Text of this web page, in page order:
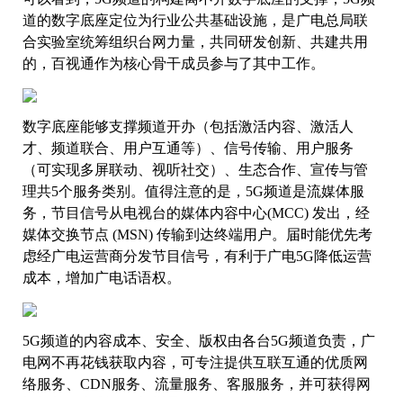
道的数字底座定位为行业公共基础设施，是广电总局联
合实验室统筹组织台网力量，共同研发创新、共建共用
的，百视通作为核心骨干成员参与了其中工作。
数字底座能够支撑频道开办（包括激活内容、激活人
才、频道联合、用户互通等）、信号传输、用户服务
（可实现多屏联动、视听社交）、生态合作、宣传与管
理共5个服务类别。值得注意的是，5G频道是流媒体服
务，节目信号从电视台的媒体内容中心(MCC) 发出，经
媒体交换节点 (MSN) 传输到达终端用户。届时能优先考
虑经广电运营商分发节目信号，有利于广电5G降低运营
成本，增加广电话语权。
5G频道的内容成本、安全、版权由各台5G频道负责，广
电网不再花钱获取内容，可专注提供互联互通的优质网
络服务、CDN服务、流量服务、客服服务，并可获得网